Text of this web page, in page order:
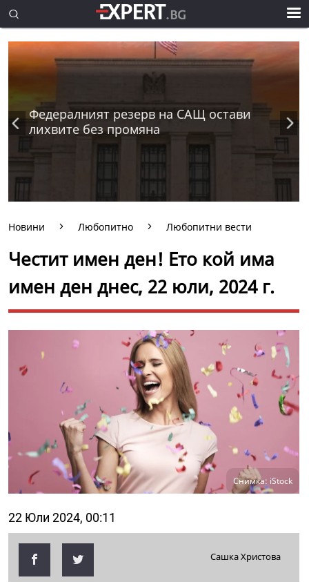
Федералният резерв на САЩ остави
лихвите без промяна
Новини Любопитно Любопитни вести
Честит имен ден! Ето кой има
имен ден днес, 22 юли, 2024 г.
Снимка: iStock
22 Юли 2024, 00:11
Сашка Христова